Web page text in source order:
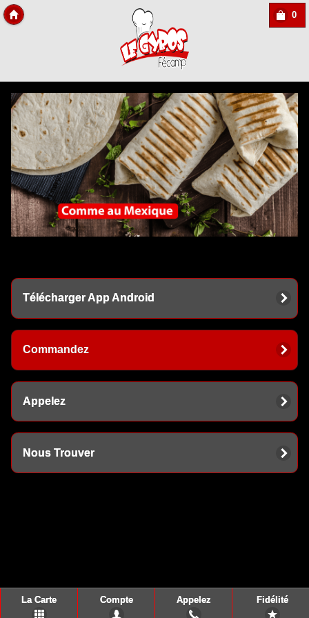
0
Télécharger App Android
Commandez
Appelez
Nous Trouver
La Carte Compte Appelez Fidélité
Copyright Des-click